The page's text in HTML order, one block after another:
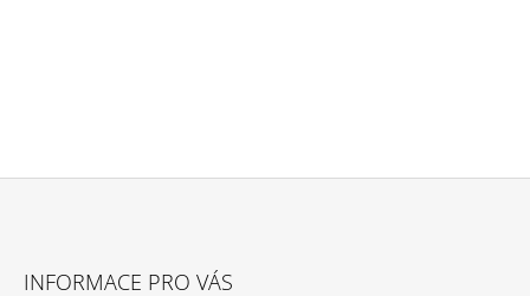
INFORMACE PRO VÁS